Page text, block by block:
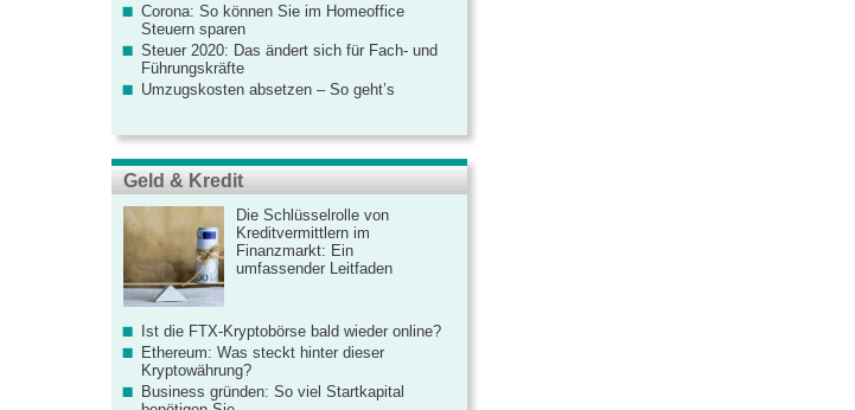
Corona: So können Sie im Homeoffice
Steuern sparen
Steuer 2020: Das ändert sich für Fach- und
Führungskräfte
Umzugskosten absetzen – So geht’s
Geld & Kredit
Die Schlüsselrolle von
Kreditvermittlern im
Finanzmarkt: Ein
umfassender Leitfaden
Ist die FTX-Kryptobörse bald wieder online?
Ethereum: Was steckt hinter dieser
Kryptowährung?
Business gründen: So viel Startkapital